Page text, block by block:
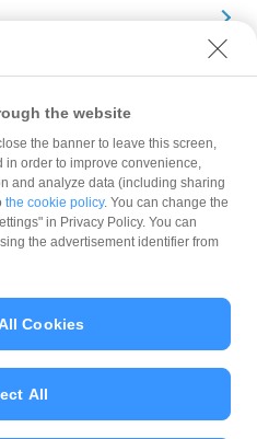
the website
the banner to leave this screen,
order to improve convenience,
and analyze data (including sharing
the cookie policy. You can change the
in Privacy Policy. You can
the advertisement identifier from
All
Cookies